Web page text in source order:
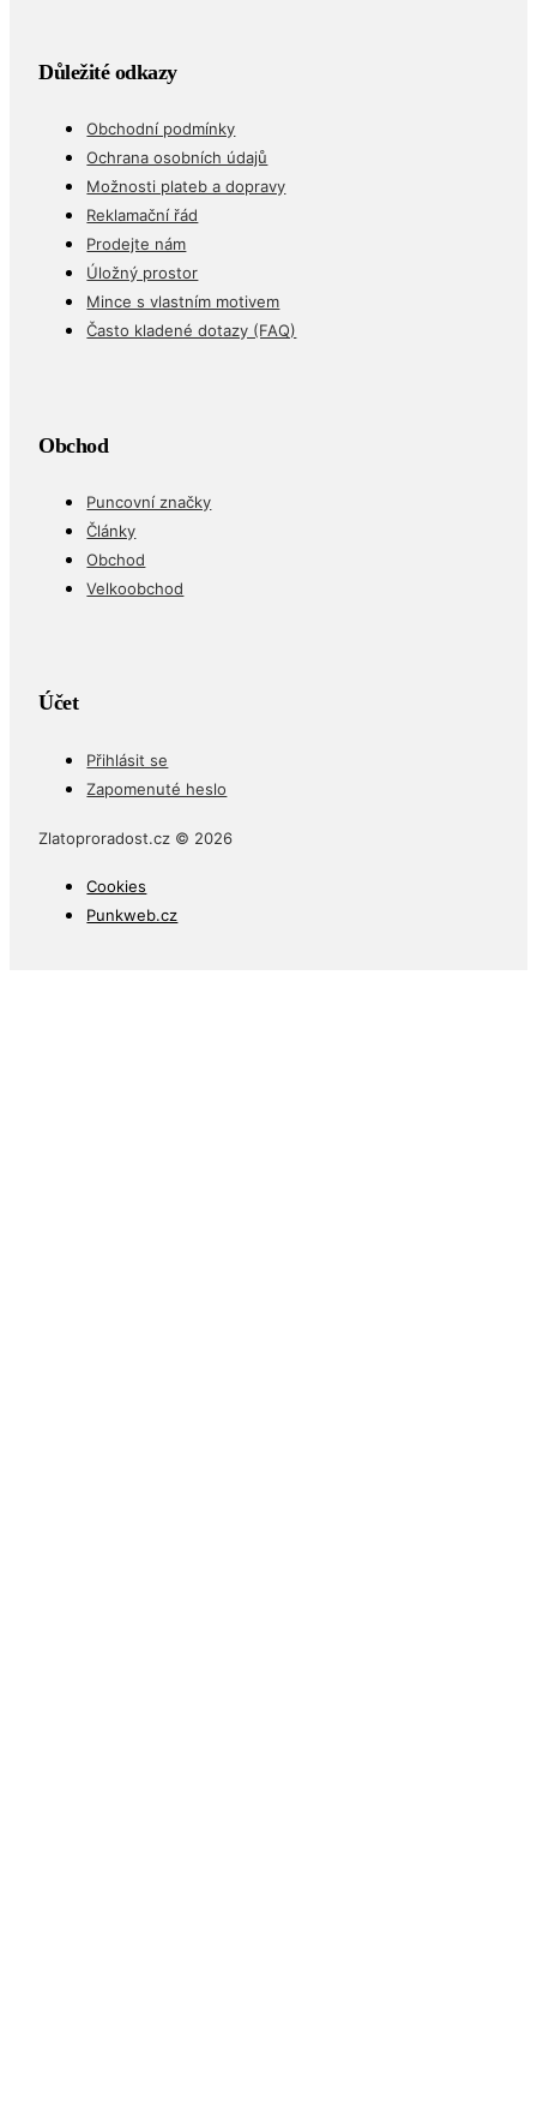
Důležité odkazy
Obchodní podmínky
Ochrana osobních údajů
Možnosti plateb a dopravy
Reklamační řád
Prodejte nám
Úložný prostor
Mince s vlastním motivem
Často kladené dotazy (FAQ)
Obchod
Puncovní značky
Články
Obchod
Velkoobchod
Účet
Přihlásit se
Zapomenuté heslo
Zlatoproradost.cz © 2026
Cookies
Punkweb.cz